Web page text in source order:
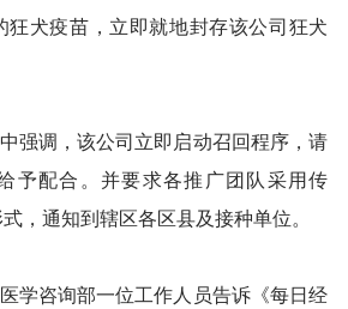
狂犬疫苗，立即就地封存该公司狂犬
强调，该公司立即启动召回程序，请
予配合。并要求各推广团队采用传
，通知到辖区各区县及接种单位。
学咨询部一位工作人员告诉《每日经